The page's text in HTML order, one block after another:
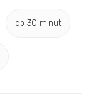
do 30 minut